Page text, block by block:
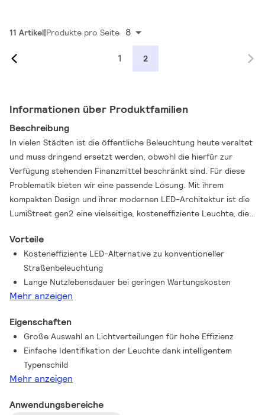
11 Artikel Produkte pro Seite 8
1 2
Informationen über Produktfamilien
Beschreibung
In vielen Städten ist die öffentliche Beleuchtung heute veraltet
und muss dringend ersetzt werden, obwohl die hierfür zur
Verfügung stehenden Finanzmittel beschränkt sind. Für diese
Problematik bieten wir eine passende Lösung. Mit ihrem
kompakten Design und ihrer modernen LED-Architektur ist die
LumiStreet gen2 eine vielseitige, kosteneffiziente Leuchte, die
Straßenbeleuchtung erfüllt. Sie besteht aus hochwertigen
Komponenten, die eine lange Nutzlebenszeit und geringe
Wartungskosten gewährleisten. Das Ergebnis: Eine
Straßenleuchte, die für eine wirksame Beleuchtung sorgt und
gleichzeitig Einsparungen bei Energie- und Wartungskosten
Budget. Obendrein ermöglicht das Philips Service Tag einfache
Installation und Wartung und die optionale SR-Schnittstelle zur
Anbindung von Sensorik oder Interact City macht die Leuchte
zukunftsfähig.
Vorteile
Kosteneffiziente LED-Alternative zu konventioneller
Straßenbeleuchtung
Lange Nutzlebensdauer bei geringen Wartungskosten
Mehr anzeigen
Eigenschaften
Große Auswahl an Lichtverteilungen für hohe Effizienz
Einfache Identifikation der Leuchte dank intelligentem
Typenschild
Mehr anzeigen
Anwendungsbereiche